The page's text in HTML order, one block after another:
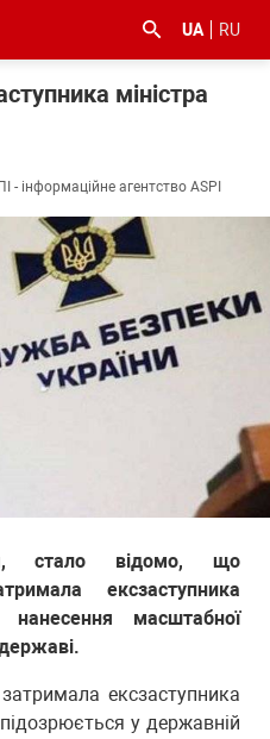
UA RU
міністра
- інформаційне агентство ASPI
стало відомо, що
ексзаступника
нанесення масштабної
ексзаступника
у державній
#Київ #коронавірус